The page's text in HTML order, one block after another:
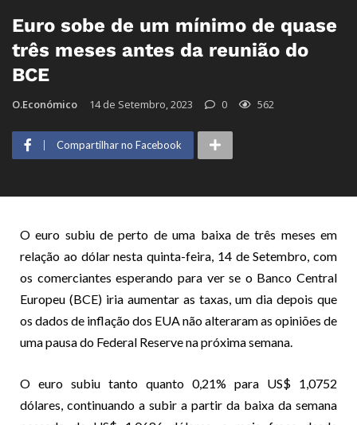
Euro sobe de um mínimo de quase
três meses antes da reunião do
BCE
O.Económico 14 de Setembro, 2023 0 562
Compartilhar no Facebook
O euro subiu de perto de uma baixa de três meses em
relação ao dólar nesta quinta-feira, 14 de Setembro, com
os comerciantes esperando para ver se o Banco Central
Europeu (BCE) iria aumentar as taxas, um dia depois que
os dados de inflação dos EUA não alteraram as opiniões de
uma pausa do Federal Reserve na próxima semana.
O euro subiu tanto quanto 0,21% para US$ 1,0752
dólares, continuando a subir a partir da baixa da semana